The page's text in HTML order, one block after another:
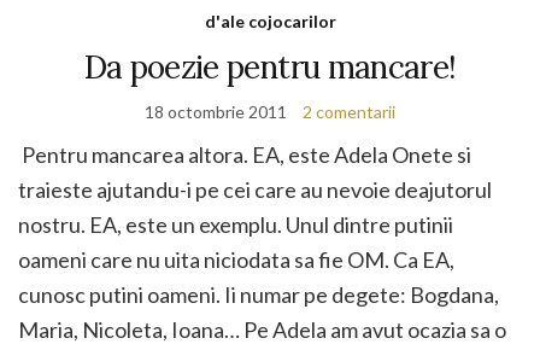
d'ale cojocarilor
Da poezie pentru mancare!
18 octombrie 2011 2 comentarii
Pentru mancarea altora. EA, este Adela Onete si
traieste ajutandu-i pe cei care au nevoie deajutorul
nostru. EA, este un exemplu. Unul dintre putinii
oameni care nu uita niciodata sa fie OM. Ca EA,
cunosc putini oameni. Ii numar pe degete: Bogdana,
Maria, Nicoleta, Ioana… Pe Adela am avut ocazia sa o